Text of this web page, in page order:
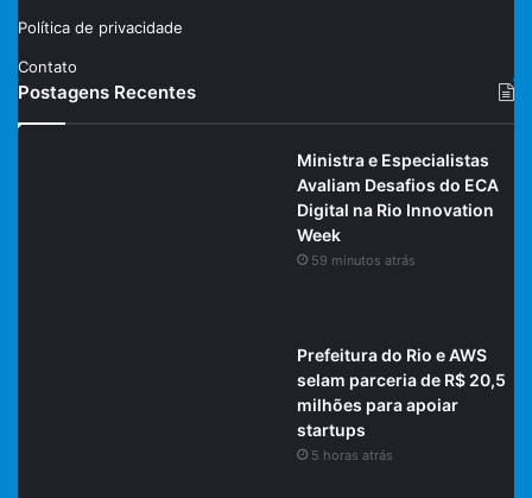
Política de privacidade
Contato
Postagens Recentes
Ministra e Especialistas
Avaliam Desafios do ECA
Digital na Rio Innovation
Week
59 minutos atrás
Prefeitura do Rio e AWS
selam parceria de R$ 20,5
milhões para apoiar
startups
5 horas atrás